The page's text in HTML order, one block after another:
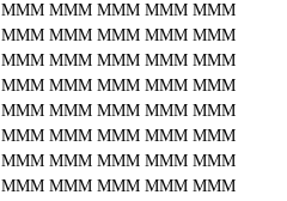
MMM MMM MMM MMM MMM
MMM MMM MMM MMM MMM
MMM MMM MMM MMM MMM
MMM MMM MMM MMM MMM
MMM MMM MMM MMM MMM
MMM MMM MMM MMM MMM
MMM MMM MMM MMM MMM
MMM MMM MMM MMM MMM